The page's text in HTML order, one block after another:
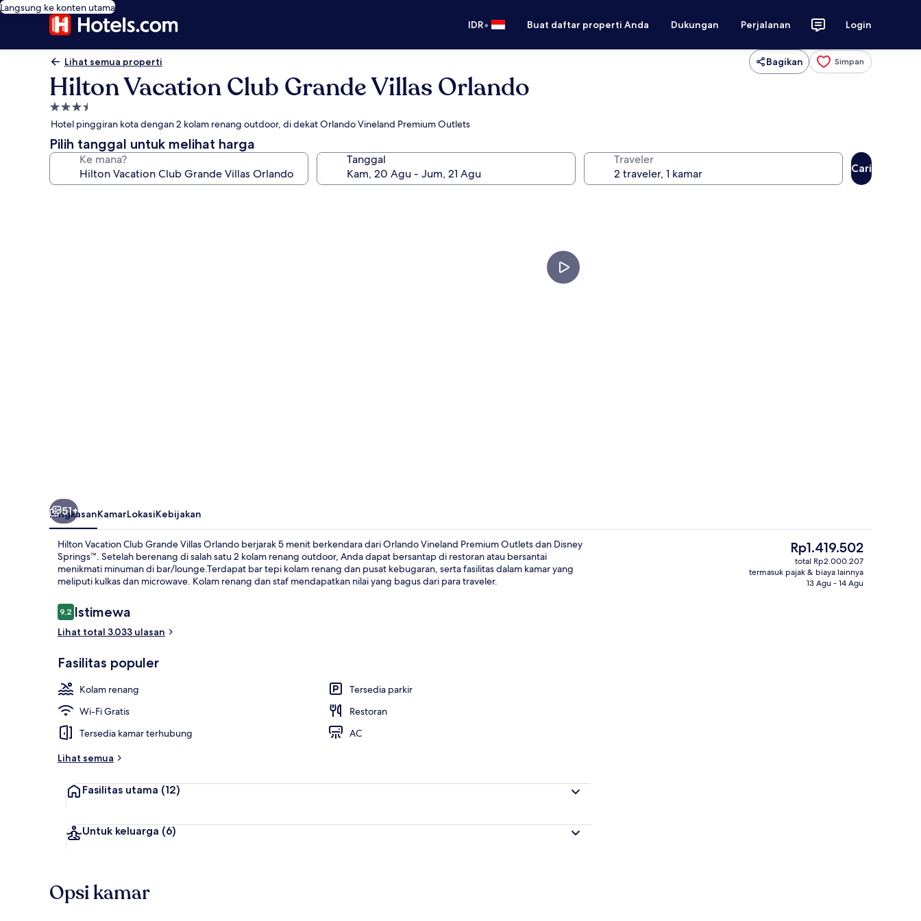
Langsung ke konten utama
IDR• Buat daftar properti Anda Dukungan Perjalanan Login
Lihat semua properti Bagikan Simpan
Hilton Vacation Club Grande Villas Orlando
Properti
bintang
3.5
Hotel pinggiran kota dengan 2 kolam renang outdoor, di dekat Orlando Vineland Premium Outlets
Pilih tanggal untuk melihat harga
Ke mana? Tanggal Traveler
Cari
Resepsionis
51+
RingkasanKamarLokasiKebijakan
Hilton Vacation Club Grande Villas Orlando berjarak 5 menit berkendara dari Orlando Vineland Premium Outlets dan Disney
Springs™. Setelah berenang di salah satu 2 kolam renang outdoor, Anda dapat bersantap di restoran atau bersantai
menikmati minuman di bar/lounge.Terdapat bar tepi kolam renang dan pusat kebugaran, serta fasilitas dalam kamar yang
meliputi kulkas dan microwave. Kolam renang dan staf mendapatkan nilai yang bagus dari para traveler.
Ulasan
9,29,2 dari 10
Istimewa
Lihat total 3.033 ulasan
Fasilitas populer
Kolam renang
Tersedia parkir
Wi-Fi Gratis
Restoran
Tersedia kamar terhubung
AC
Lihat semua
Fasilitas utama (12)
Untuk keluarga (6)
Harga
saat
ini
Rp1.419.502
Rp1.419.502
total Rp2.000.207
termasuk pajak & biaya lainnya
13 Agu - 14 Agu
Opsi kamar